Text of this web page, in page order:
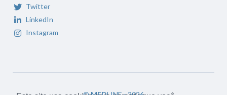
Twitter
LinkedIn
Instagram